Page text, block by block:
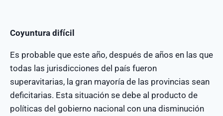
Coyuntura difícil
Es probable que este año, después de años en las que
todas las jurisdicciones del país fueron
superavitarias, la gran mayoría de las provincias sean
deficitarias. Esta situación se debe al producto de
políticas del gobierno nacional con una disminución